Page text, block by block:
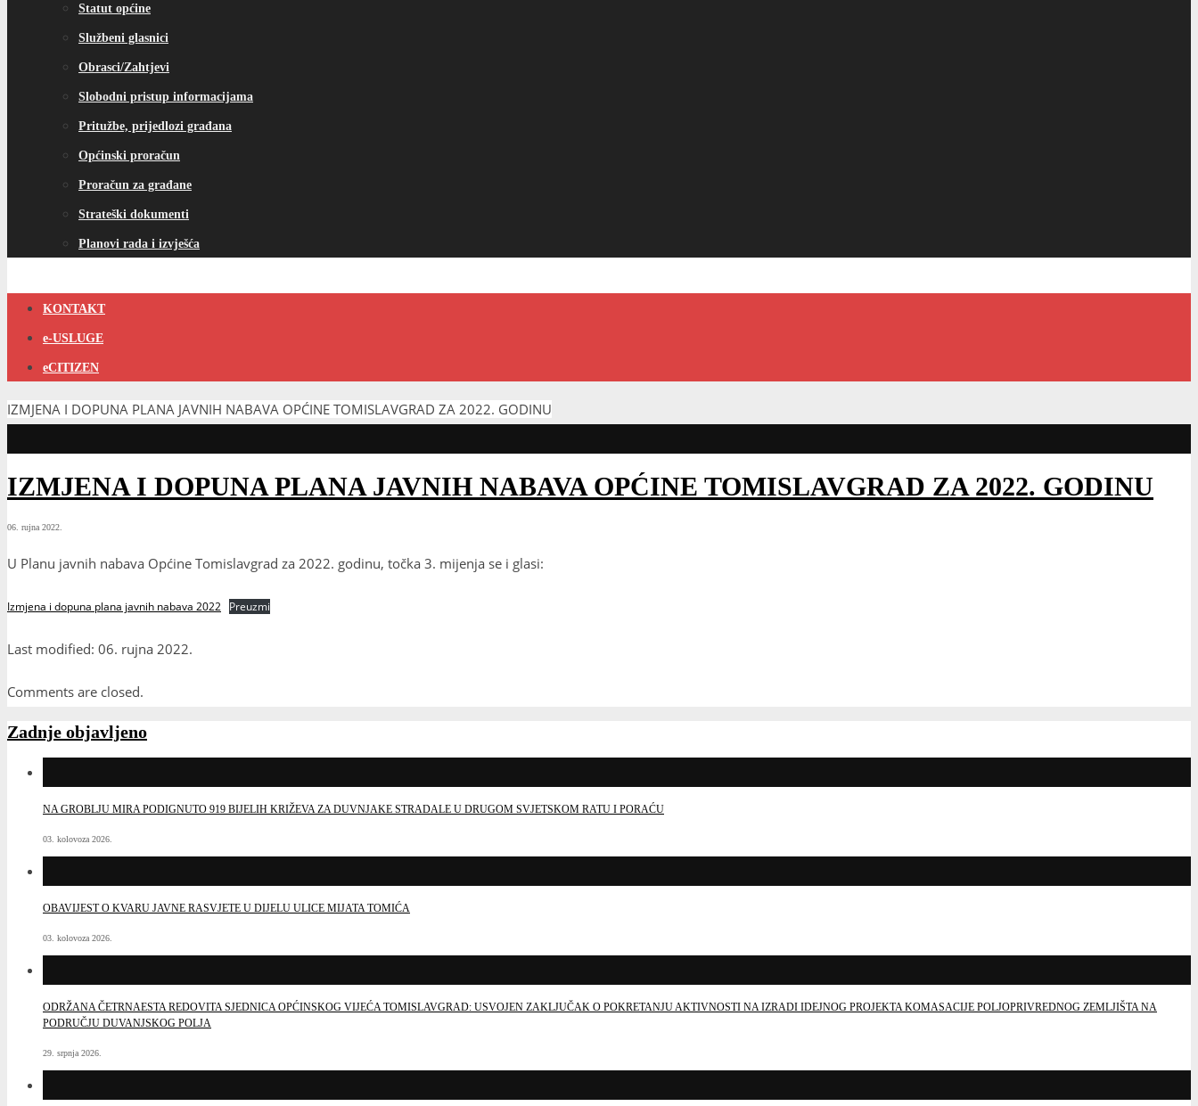
Statut općine
Službeni glasnici
Obrasci/Zahtjevi
Slobodni pristup informacijama
Pritužbe, prijedlozi građana
Općinski proračun
Proračun za građane
Strateški dokumenti
Planovi rada i izvješća
KONTAKT
e-USLUGE
eCITIZEN
IZMJENA I DOPUNA PLANA JAVNIH NABAVA OPĆINE TOMISLAVGRAD ZA 2022. GODINU
IZMJENA I DOPUNA PLANA JAVNIH NABAVA OPĆINE TOMISLAVGRAD ZA 2022. GODINU
06. rujna 2022.
U Planu javnih nabava Općine Tomislavgrad za 2022. godinu, točka 3. mijenja se i glasi:
Izmjena i dopuna plana javnih nabava 2022 Preuzmi
Last modified: 06. rujna 2022.
Comments are closed.
Zadnje objavljeno
NA GROBLJU MIRA PODIGNUTO 919 BIJELIH KRIŽEVA ZA DUVNJAKE STRADALE U DRUGOM SVJETSKOM RATU I PORAĆU
03. kolovoza 2026.
OBAVIJEST O KVARU JAVNE RASVJETE U DIJELU ULICE MIJATA TOMIĆA
03. kolovoza 2026.
ODRŽANA ČETRNAESTA REDOVITA SJEDNICA OPĆINSKOG VIJEĆA TOMISLAVGRAD: USVOJEN ZAKLJUČAK O POKRETANJU AKTIVNOSTI NA IZRADI IDEJNOG PROJEKTA KOMASACIJE POLJOPRIVREDNOG ZEMLJIŠTA NA
PODRUČJU DUVANJSKOG POLJA
29. srpnja 2026.